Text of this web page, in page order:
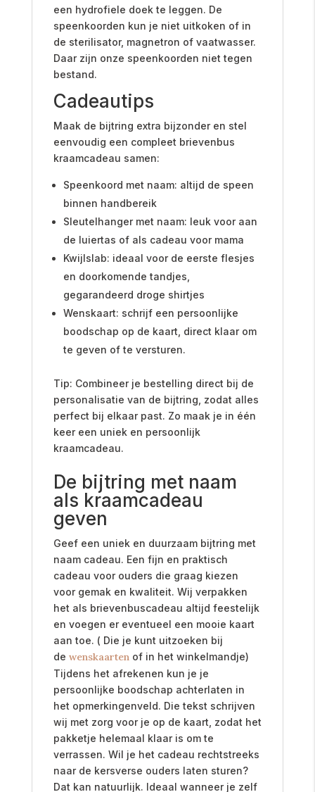
een hydrofiele doek te leggen. De
speenkoorden kun je niet uitkoken of in
de sterilisator, magnetron of vaatwasser.
Daar zijn onze speenkoorden niet tegen
bestand.
Cadeautips
Maak de bijtring extra bijzonder en stel
eenvoudig een compleet brievenbus
kraamcadeau samen:
Speenkoord met naam: altijd de speen
binnen handbereik
Sleutelhanger met naam: leuk voor aan
de luiertas of als cadeau voor mama
Kwijlslab: ideaal voor de eerste flesjes
en doorkomende tandjes,
gegarandeerd droge shirtjes
Wenskaart: schrijf een persoonlijke
boodschap op de kaart, direct klaar om
te geven of te versturen.
Tip: Combineer je bestelling direct bij de
personalisatie van de bijtring, zodat alles
perfect bij elkaar past. Zo maak je in één
keer een uniek en persoonlijk
kraamcadeau.
De bijtring met naam
als kraamcadeau
geven
Geef een uniek en duurzaam bijtring met
naam cadeau. Een fijn en praktisch
cadeau voor ouders die graag kiezen
voor gemak en kwaliteit. Wij verpakken
het als brievenbuscadeau altijd feestelijk
en voegen er eventueel een mooie kaart
aan toe. ( Die je kunt uitzoeken bij
de wenskaarten of in het winkelmandje)
Tijdens het afrekenen kun je je
persoonlijke boodschap achterlaten in
het opmerkingenveld. Die tekst schrijven
wij met zorg voor je op de kaart, zodat het
pakketje helemaal klaar is om te
verrassen. Wil je het cadeau rechtstreeks
naar de kersverse ouders laten sturen?
Dat kan natuurlijk. Ideaal wanneer je zelf